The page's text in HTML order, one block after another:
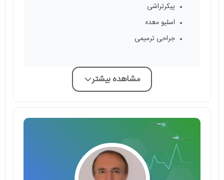
پیکرتراشی
اسلیو معده
جراحی ترمیمی
مشاهده بیشتر